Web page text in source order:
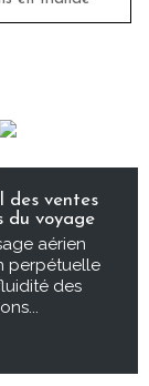
des ventes
du voyage
aérien
perpétuelle
des